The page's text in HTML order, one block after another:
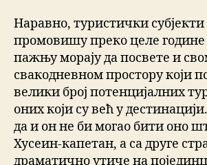
Наравно, туристички субјекти
промовишу преко целе
пажњу морају да посвете и
свакодневном простору који
велики број потенцијалних
оних који су већ у
да и он не би могао бити оно
Хусеин-капетан, а са друге
драматично утиче на